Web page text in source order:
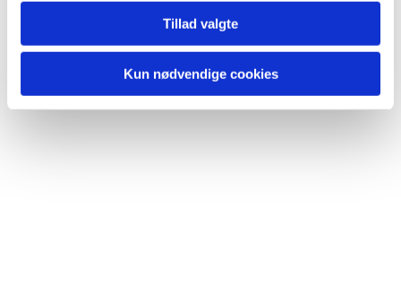
Tillad valgte
Kun nødvendige cookies